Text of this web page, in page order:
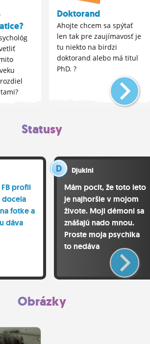
Doktorand
Ahojte chcem sa spýtať
len tak pre zaujímavosť je
tu niekto na birdzi
doktorand alebo má titul
PhD. ?
Statusy
profil
docela
fotke a
dáva
Djukini
Mám pocit, že toto leto
je najhoršie v mojom
živote. Moji démoni sa
znášajú nado mnou.
Proste moja psychika
to nedáva
Obrázky